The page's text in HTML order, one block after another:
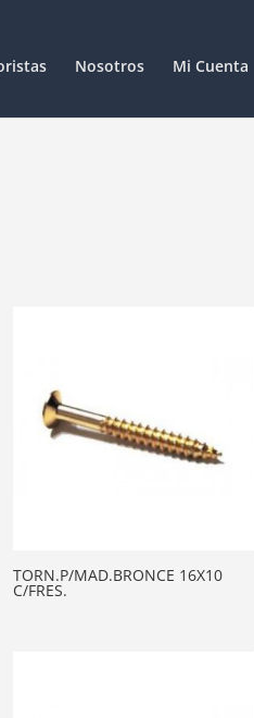
Nosotros Mi Cuenta
TORN.P/MAD.BRONCE 16X10
C/FRES.